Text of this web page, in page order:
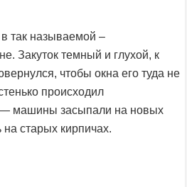
так называемой –
Закуток темный и глухой, к
чтобы окна его туда не
происходил
машины засыпали на новых
старых кирпичах.